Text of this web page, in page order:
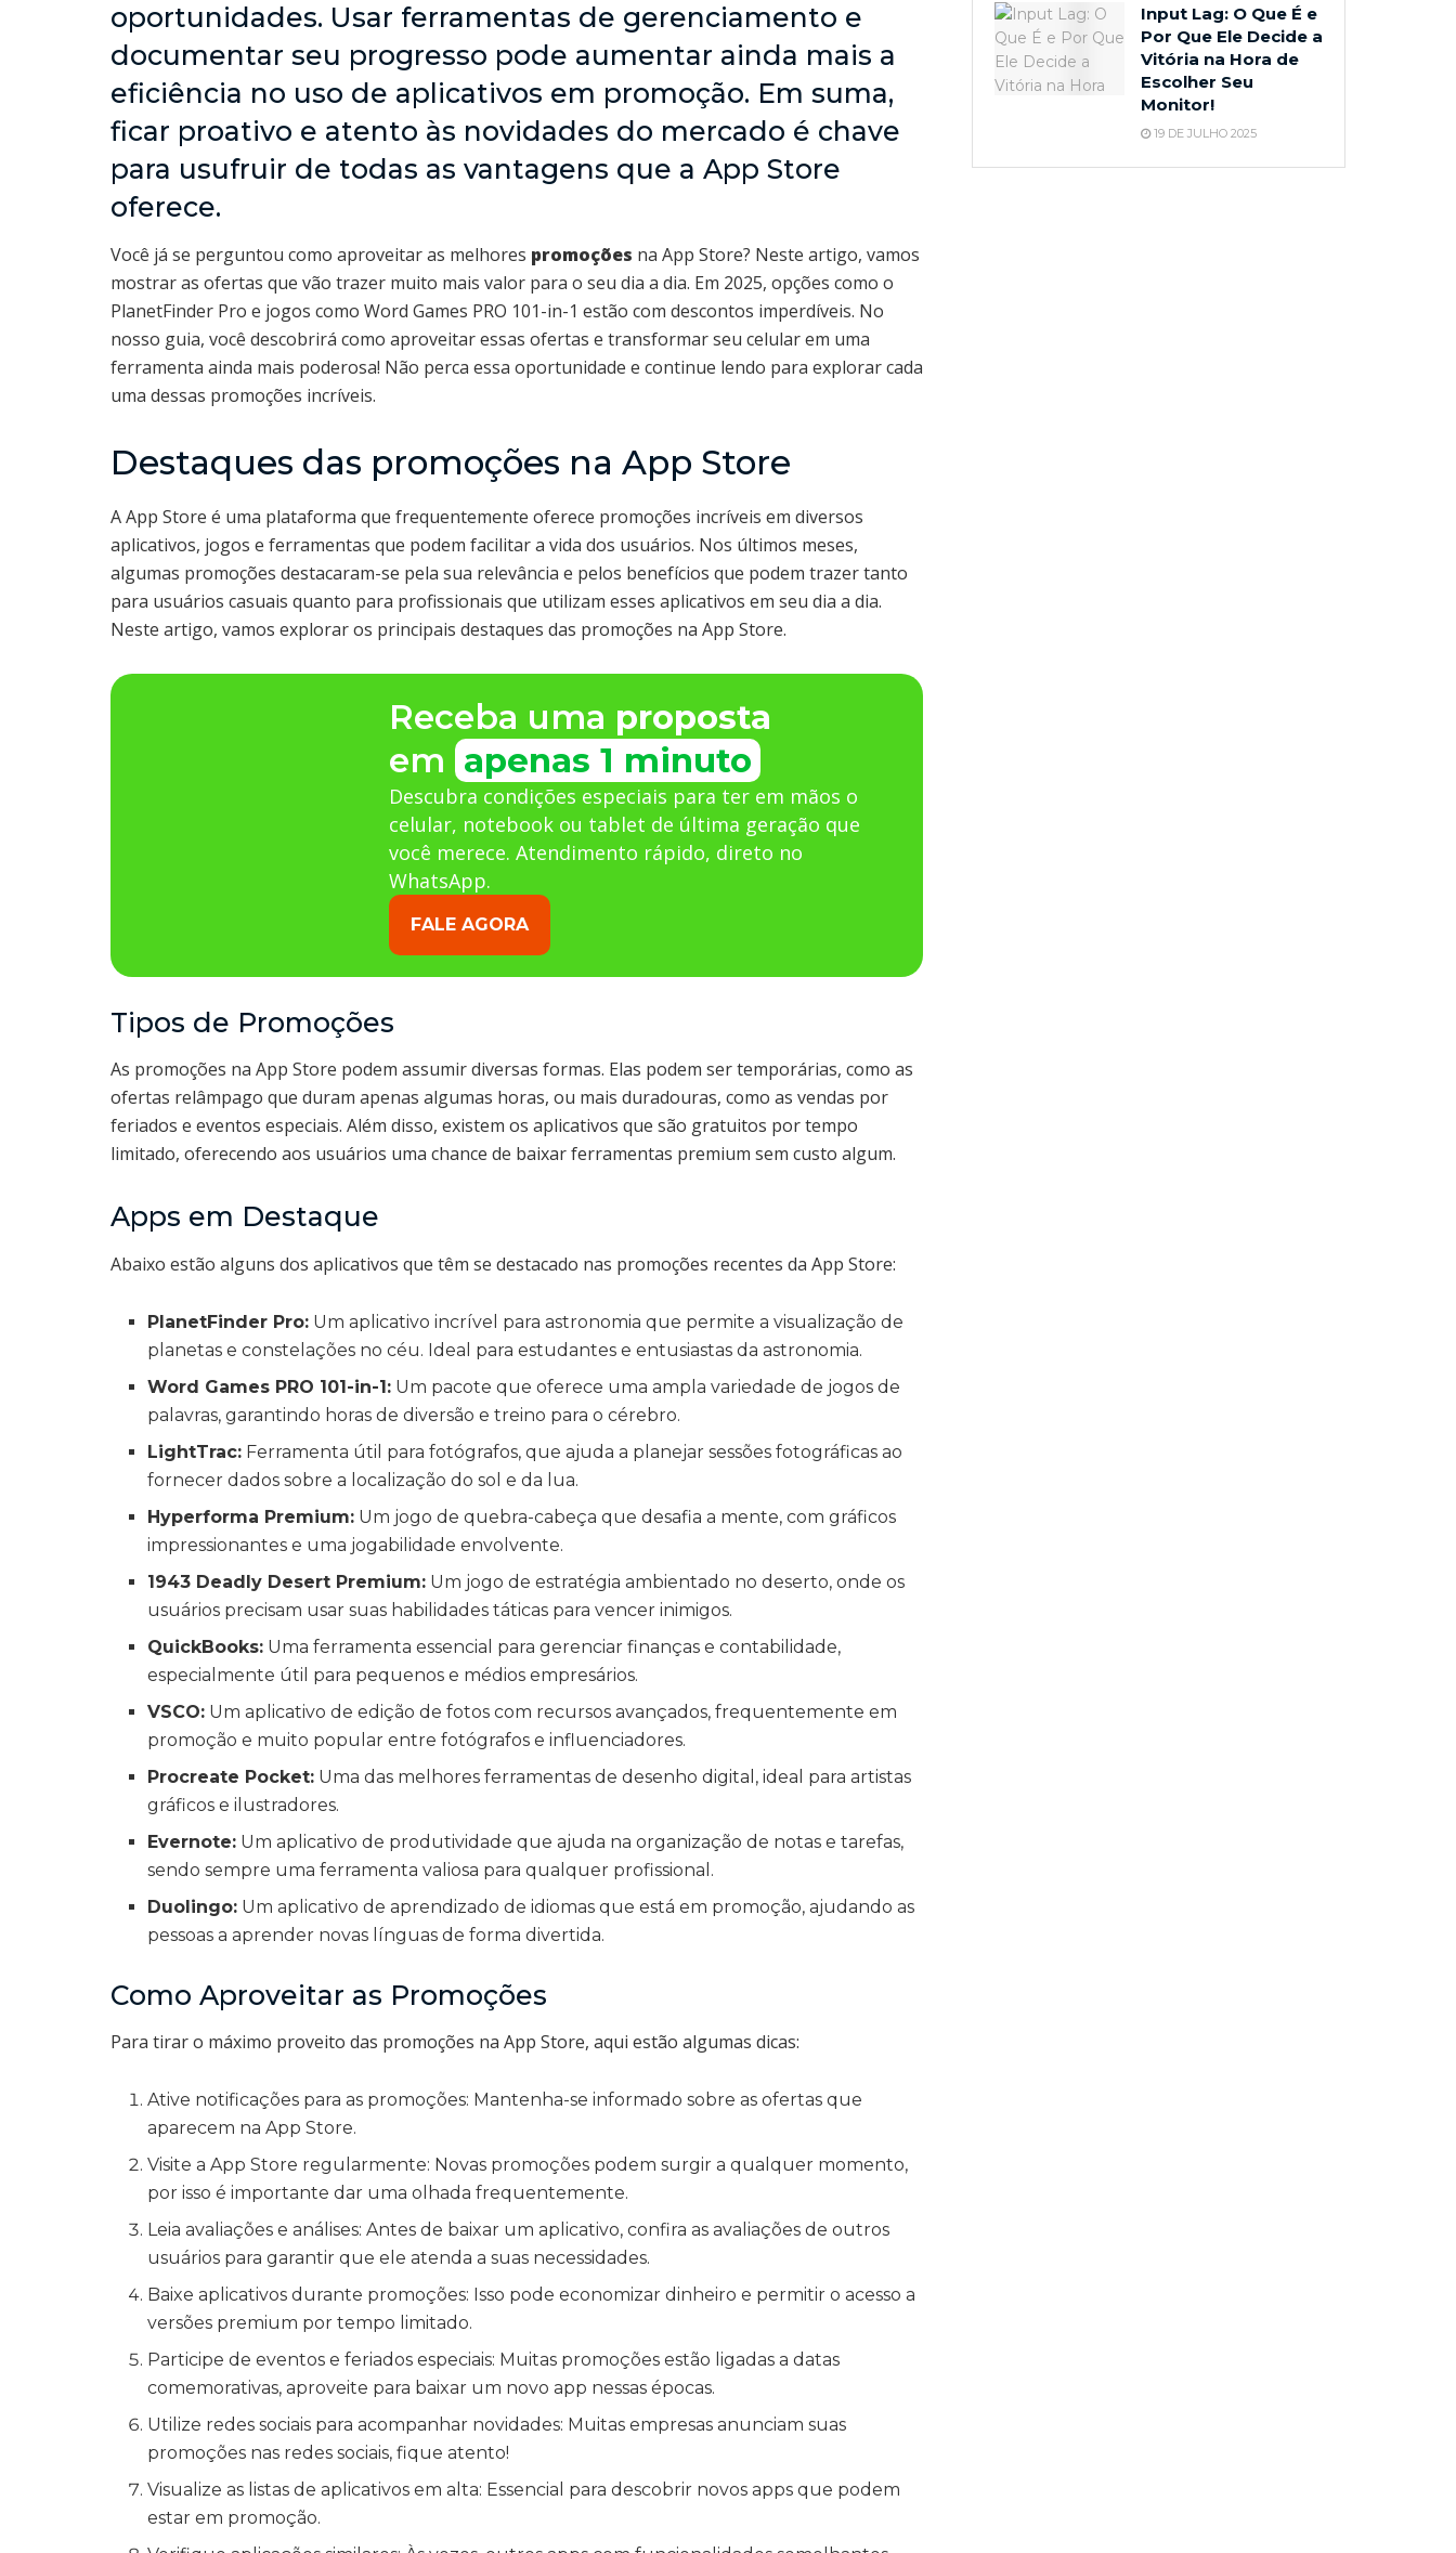
oportunidades. Usar ferramentas de gerenciamento e
documentar seu progresso pode aumentar ainda mais a
eficiência no uso de aplicativos em promoção. Em suma,
ficar proativo e atento às novidades do mercado é chave
para usufruir de todas as vantagens que a App Store
oferece.
Você já se perguntou como aproveitar as melhores promoções na App Store? Neste artigo, vamos
mostrar as ofertas que vão trazer muito mais valor para o seu dia a dia. Em 2025, opções como o
PlanetFinder Pro e jogos como Word Games PRO 101-in-1 estão com descontos imperdíveis. No
nosso guia, você descobrirá como aproveitar essas ofertas e transformar seu celular em uma
ferramenta ainda mais poderosa! Não perca essa oportunidade e continue lendo para explorar cada
uma dessas promoções incríveis.
Destaques das promoções na App Store
A App Store é uma plataforma que frequentemente oferece promoções incríveis em diversos
aplicativos, jogos e ferramentas que podem facilitar a vida dos usuários. Nos últimos meses,
algumas promoções destacaram-se pela sua relevância e pelos benefícios que podem trazer tanto
para usuários casuais quanto para profissionais que utilizam esses aplicativos em seu dia a dia.
Neste artigo, vamos explorar os principais destaques das promoções na App Store.
Receba uma proposta
em apenas 1 minuto
Descubra condições especiais para ter em mãos o
celular, notebook ou tablet de última geração que
você merece. Atendimento rápido, direto no
WhatsApp.
FALE AGORA
Tipos de Promoções
As promoções na App Store podem assumir diversas formas. Elas podem ser temporárias, como as
ofertas relâmpago que duram apenas algumas horas, ou mais duradouras, como as vendas por
feriados e eventos especiais. Além disso, existem os aplicativos que são gratuitos por tempo
limitado, oferecendo aos usuários uma chance de baixar ferramentas premium sem custo algum.
Apps em Destaque
Abaixo estão alguns dos aplicativos que têm se destacado nas promoções recentes da App Store:
PlanetFinder Pro: Um aplicativo incrível para astronomia que permite a visualização de
planetas e constelações no céu. Ideal para estudantes e entusiastas da astronomia.
Word Games PRO 101-in-1: Um pacote que oferece uma ampla variedade de jogos de
palavras, garantindo horas de diversão e treino para o cérebro.
LightTrac: Ferramenta útil para fotógrafos, que ajuda a planejar sessões fotográficas ao
fornecer dados sobre a localização do sol e da lua.
Hyperforma Premium: Um jogo de quebra-cabeça que desafia a mente, com gráficos
impressionantes e uma jogabilidade envolvente.
1943 Deadly Desert Premium: Um jogo de estratégia ambientado no deserto, onde os
usuários precisam usar suas habilidades táticas para vencer inimigos.
QuickBooks: Uma ferramenta essencial para gerenciar finanças e contabilidade,
especialmente útil para pequenos e médios empresários.
VSCO: Um aplicativo de edição de fotos com recursos avançados, frequentemente em
promoção e muito popular entre fotógrafos e influenciadores.
Procreate Pocket: Uma das melhores ferramentas de desenho digital, ideal para artistas
gráficos e ilustradores.
Evernote: Um aplicativo de produtividade que ajuda na organização de notas e tarefas,
sendo sempre uma ferramenta valiosa para qualquer profissional.
Duolingo: Um aplicativo de aprendizado de idiomas que está em promoção, ajudando as
pessoas a aprender novas línguas de forma divertida.
Como Aproveitar as Promoções
Para tirar o máximo proveito das promoções na App Store, aqui estão algumas dicas:
Ative notificações para as promoções: Mantenha-se informado sobre as ofertas que
aparecem na App Store.
Visite a App Store regularmente: Novas promoções podem surgir a qualquer momento,
por isso é importante dar uma olhada frequentemente.
Leia avaliações e análises: Antes de baixar um aplicativo, confira as avaliações de outros
usuários para garantir que ele atenda a suas necessidades.
Baixe aplicativos durante promoções: Isso pode economizar dinheiro e permitir o acesso a
versões premium por tempo limitado.
Participe de eventos e feriados especiais: Muitas promoções estão ligadas a datas
comemorativas, aproveite para baixar um novo app nessas épocas.
Utilize redes sociais para acompanhar novidades: Muitas empresas anunciam suas
promoções nas redes sociais, fique atento!
Visualize as listas de aplicativos em alta: Essencial para descobrir novos apps que podem
estar em promoção.
Input Lag: O Que É e
Por Que Ele Decide a
Vitória na Hora de
Escolher Seu
Monitor!
19 DE JULHO 2025